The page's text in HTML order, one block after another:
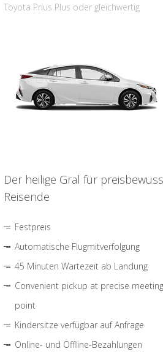
Toyota Prius Plus oder gleichwertig
Der heilige Gral für
Reisende
Festpreis
Automatische Flugmitverfolgung
45 Minuten Wartezeit ab Landung
Convenient pickup at precise meeting
point
Kindersitze verfügbar auf Anfrage
Online- und Offline-Bezahlungen